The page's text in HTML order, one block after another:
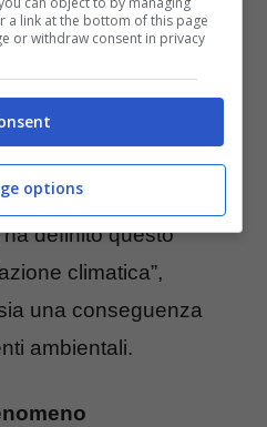
è prevista
0,9% entro il 2035 a
climatici.Gernot
climatico della
definito questo
climatica”,
una conseguenza
ambientali.
link at the bottom of this page
or withdraw consent in privacy
options